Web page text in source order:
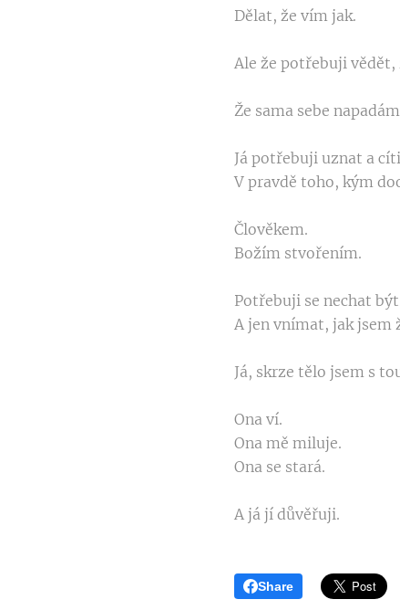
Dělat, že vím jak.
Ale že potřebuji
Že sama sebe
Já potřebuji uznat a
V pravdě toho, kým
Člověkem.
Božím stvořením.
Potřebuji se nechat
A jen vnímat, jak jsem
Já, skrze tělo jsem s
Ona ví.
Ona mě miluje.
Ona se stará.
A já jí důvěřuji.
Share